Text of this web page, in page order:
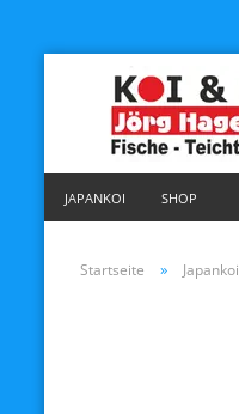
JAPANKOI SHOP
Startseite » Japankoi